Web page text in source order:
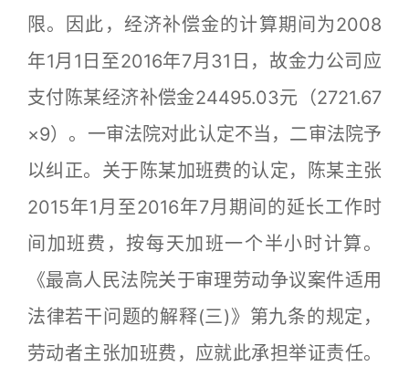
限。因此，经济补偿金的计算期间为2008
年1月1日至2016年7月31日，故金力公司应
支付陈某经济补偿金24495.03元（2721.67
×9）。一审法院对此认定不当，二审法院予
以纠正。关于陈某加班费的认定，陈某主张
2015年1月至2016年7月期间的延长工作时
间加班费，按每天加班一个半小时计算。
《最高人民法院关于审理劳动争议案件适用
法律若干问题的解释(三)》第九条的规定，
劳动者主张加班费，应就此承担举证责任。